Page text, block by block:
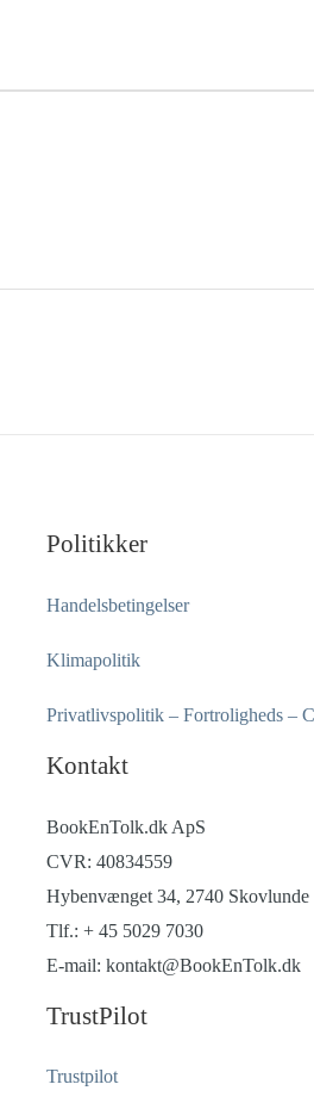
Politikker
Handelsbetingelser
Klimapolitik
Privatlivspolitik – Fortroligheds –
Kontakt
BookEnTolk.dk ApS
CVR: 40834559
Hybenvænget 34, 2740 Skovlunde
Tlf.: + 45 5029 7030
E-mail: kontakt@BookEnTolk.dk
TrustPilot
Trustpilot